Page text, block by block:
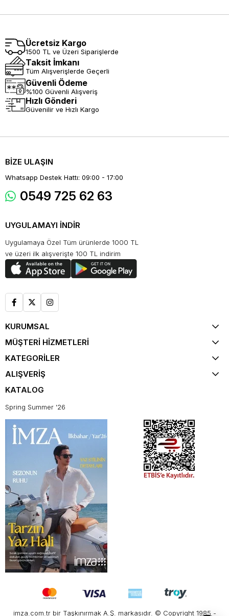
Ücretsiz Kargo
1500 TL ve Üzeri Siparişlerde
Taksit İmkanı
Tüm Alışverişlerde Geçerli
Güvenli Ödeme
%100 Güvenli Alışveriş
Hızlı Gönderi
Güvenilir ve Hızlı Kargo
BİZE ULAŞIN
Whatsapp Destek Hattı: 09:00 - 17:00
0549 725 62 63
UYGULAMAYI İNDİR
Uygulamaya Özel Tüm ürünlerde 1000 TL
ve üzeri ilk alışverişte 100 TL indirim
KURUMSAL
MÜŞTERİ HİZMETLERİ
KATEGORİLER
ALIŞVERİŞ
KATALOG
Spring Summer '26
imza.com.tr bir Taşkınırmak A.Ş. markasıdır. © Copyright 1985 -